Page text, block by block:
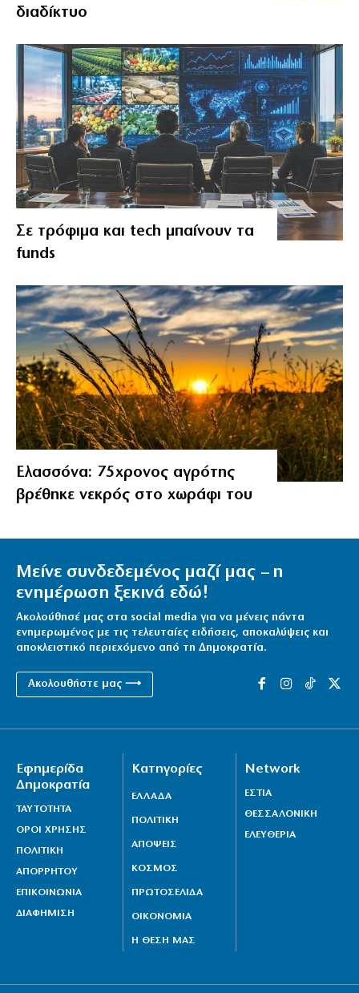
διαδίκτυο
Σε τρόφιμα και tech μπαίνουν τα
funds
Ελασσόνα: 75χρονος αγρότης
βρέθηκε νεκρός στο χωράφι του
Μείνε συνδεδεμένος μαζί μας – η
ενημέρωση ξεκινά εδώ!
Ακολούθησέ μας στα social media για να μένεις πάντα
ενημερωμένος με τις τελευταίες ειδήσεις, αποκαλύψεις και
αποκλειστικό περιεχόμενο από τη Δημοκρατία.
Ακολουθήστε μας ⟶
Εφημερίδα
Δημοκρατία
ΤΑΥΤΟΤΗΤΑ
ΟΡΟΙ ΧΡΗΣΗΣ
ΠΟΛΙΤΙΚΗ
ΑΠΟΡΡΗΤΟΥ
ΕΠΙΚΟΙΝΩΝΙΑ
ΔΙΑΦΗΜΙΣΗ
Κατηγορίες
ΕΛΛΑΔΑ
ΠΟΛΙΤΙΚΗ
ΑΠΟΨΕΙΣ
ΚΟΣΜΟΣ
ΠΡΩΤΟΣΕΛΙΔΑ
ΟΙΚΟΝΟΜΙΑ
Η ΘΕΣΗ ΜΑΣ
Network
ΕΣΤΙΑ
ΘΕΣΣΑΛΟΝΙΚΗ
ΕΛΕΥΘΕΡΙΑ